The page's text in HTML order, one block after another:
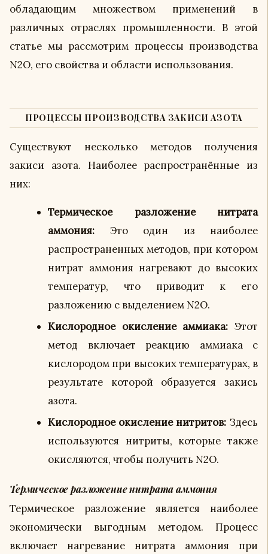
обладающим множеством применений в
различных отраслях промышленности. В этой
статье мы рассмотрим процессы производства
N2O, его свойства и области использования.
ПРОЦЕССЫ ПРОИЗВОДСТВА ЗАКИСИ АЗОТА
Существуют несколько методов получения
закиси азота. Наиболее распространённые из
них:
Термическое разложение нитрата
аммония: Это один из наиболее
распространенных методов, при котором
нитрат аммония нагревают до высоких
температур, что приводит к его
разложению с выделением N2O.
Кислородное окисление аммиака: Этот
метод включает реакцию аммиака с
кислородом при высоких температурах, в
результате которой образуется закись
азота.
Кислородное окисление нитритов: Здесь
используются нитриты, которые также
окисляются, чтобы получить N2O.
Термическое разложение нитрата аммония
Термическое разложение является наиболее
экономически выгодным методом. Процесс
включает нагревание нитрата аммония при